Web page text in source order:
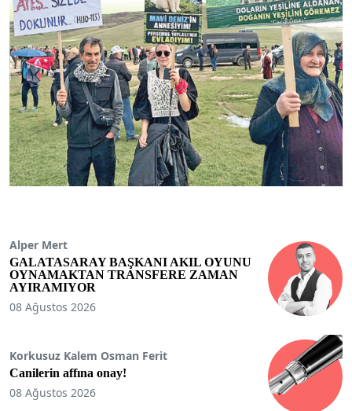
Alper Mert
GALATASARAY BAŞKANI AKIL OYUNU
OYNAMAKTAN TRANSFERE ZAMAN
AYIRAMIYOR
08 Ağustos 2026
Korkusuz Kalem Osman Ferit
Canilerin affına onay!
08 Ağustos 2026